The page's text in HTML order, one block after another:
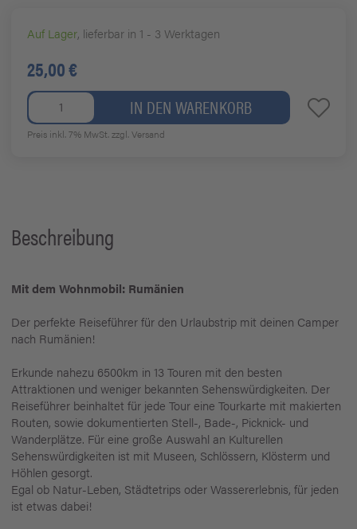
Auf Lager, lieferbar in 1 - 3 Werktagen
25,00 €
IN DEN WARENKORB
Preis inkl. 7% MwSt.zzgl. Versand
Beschreibung
Mit dem Wohnmobil: Rumänien
Der perfekte Reiseführer für den Urlaubstrip mit deinen Camper
nach Rumänien!
Erkunde nahezu 6500km in 13 Touren mit den besten
Attraktionen und weniger bekannten Sehenswürdigkeiten. Der
Reiseführer beinhaltet für jede Tour eine Tourkarte mit makierten
Routen, sowie dokumentierten Stell-, Bade-, Picknick- und
Wanderplätze. Für eine große Auswahl an Kulturellen
Sehenswürdigkeiten ist mit Museen, Schlössern, Klösterm und
Höhlen gesorgt.
Egal ob Natur-Leben, Städtetrips oder Wassererlebnis, für jeden
ist etwas dabei!